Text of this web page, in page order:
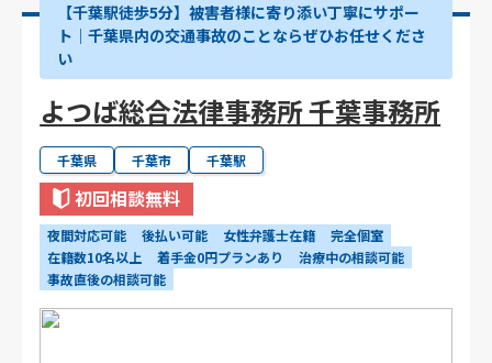
【千葉駅徒歩5分】被害者様に寄り添い丁寧にサポー
ト｜千葉県内の交通事故のことならぜひお任せくださ
い
よつば総合法律事務所 千葉事務所
千葉県 千葉市 千葉駅
初回相談無料
夜間対応可能 後払い可能 女性弁護士在籍
完全個室
在籍数10名以上
着手金0円プランあり
治療中の相談可能
事故直後の相談可能